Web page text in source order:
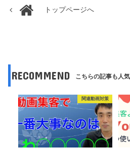
トップページへ
RECOMMEND こちらの記事も人気
関連動画対策